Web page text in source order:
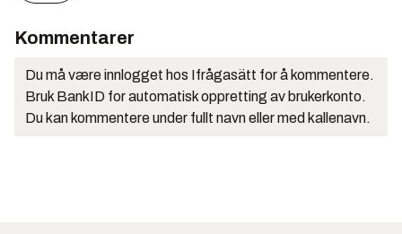
Kommentarer
Du må være innlogget hos Ifrågasätt for å kommentere.
Bruk BankID for automatisk oppretting av brukerkonto.
Du kan kommentere under fullt navn eller med kallenavn.